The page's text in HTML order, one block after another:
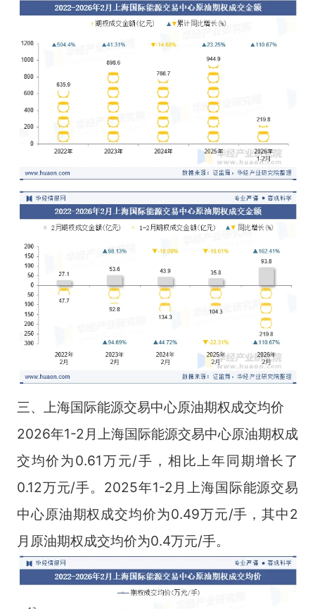
三、上海国际能源交易中心原油期权成交均价
2026年1-2月上海国际能源交易中心原油期权成
交均价为0.61万元/手，相比上年同期增长了
0.12万元/手。2025年1-2月上海国际能源交易
中心原油期权成交均价为0.49万元/手，其中2
月原油期权成交均价为0.4万元/手。